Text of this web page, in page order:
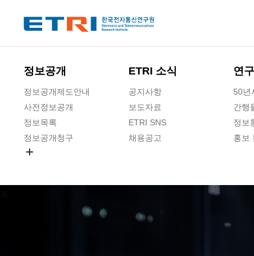
정보공개
정보공개제도안내
사전정보공개
정보목록
정보공개청구
ETRI 소식
공지사항
보도자료
ETRI SNS
채용공고
연
50년
간행
정보
홍보